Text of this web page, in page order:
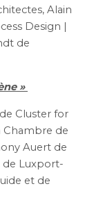
Alain
Design |
de
»
Cluster for
Chambre de
Auert de
de Luxport-
et de